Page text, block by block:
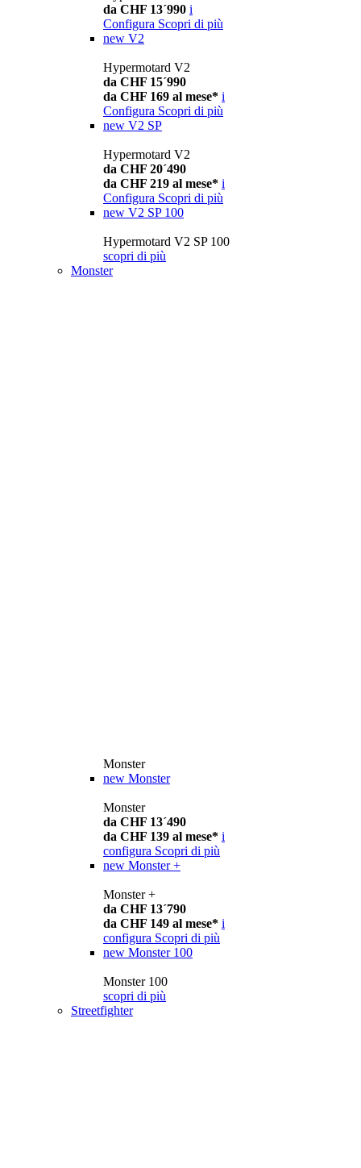
da CHF 13´990 i
Configura Scopri di più
new V2
Hypermotard V2
da CHF 15´990
da CHF 169 al mese* i
Configura Scopri di più
new V2 SP
Hypermotard V2
da CHF 20´490
da CHF 219 al mese* i
Configura Scopri di più
new V2 SP 100
Hypermotard V2 SP 100
scopri di più
Monster
Monster
new Monster
Monster
da CHF 13´490
da CHF 139 al mese* i
configura Scopri di più
new Monster +
Monster +
da CHF 13´790
da CHF 149 al mese* i
configura Scopri di più
new Monster 100
Monster 100
scopri di più
Streetfighter